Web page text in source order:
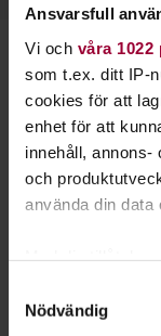
Ansvarsfull
Vi och våra 1022
som t.ex. ditt IP-
cookies för att
enhet för att
innehåll, annons-
och
använda din data
som kan ha
Nödvändig
Starta
Lär dig
studiecirkel
Läs mer om att